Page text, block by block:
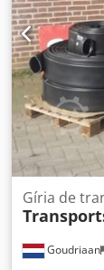
Goudriaan
Gíria de